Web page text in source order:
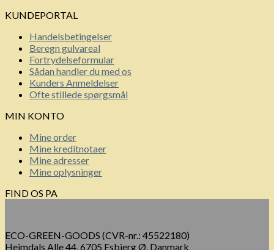
KUNDEPORTAL
Handelsbetingelser
Beregn gulvareal
Fortrydelseformular
Sådan handler du med os
Kunders Anmeldelser
Ofte stillede spørgsmål
MIN KONTO
Mine order
Mine kreditnotaer
Mine adresser
Mine oplysninger
FIND OS PA
ECO-GREEN-GOODS (CVR-nr.: 45522180)
Hejmdals Alle 44, 6705 Esbjerg Ø, Danmark